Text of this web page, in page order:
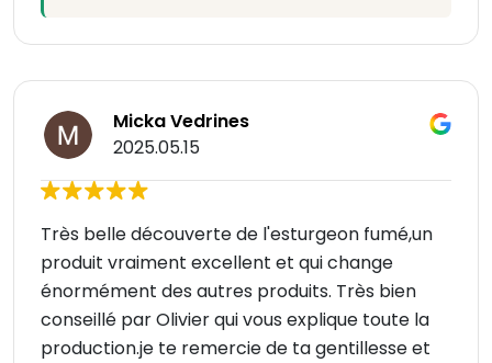
Micka Vedrines
2025.05.15
Très belle découverte de l'esturgeon fumé,un
produit vraiment excellent et qui change
énormément des autres produits. Très bien
conseillé par Olivier qui vous explique toute la
production.je te remercie de ta gentillesse et